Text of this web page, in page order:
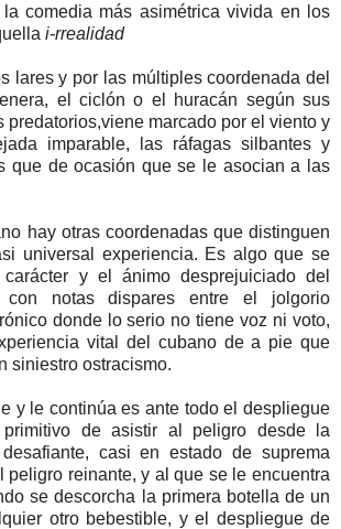
comedia más asimétrica vivida en los
i-rrealidad
lares y por las múltiples coordenada del
el ciclón o el huracán según sus
predatorios,viene marcado por el viento y
imparable, las ráfagas silbantes y
que de ocasión que se le asocian a las
hay otras coordenadas que distinguen
universal experiencia. Es algo que se
y el ánimo desprejuiciado del
con notas dispares entre el jolgorio
donde lo serio no tiene voz ni voto,
vital del cubano de a pie que
siniestro ostracismo.
y le continúa es ante todo el despliegue
de asistir al peligro desde la
casi en estado de suprema
peligro reinante, y al que se le encuentra
se descorcha la primera botella de un
otro bebestible, y el despliegue de